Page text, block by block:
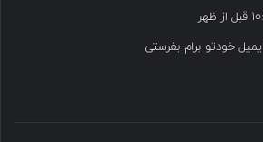
خودتو برام بفرستی